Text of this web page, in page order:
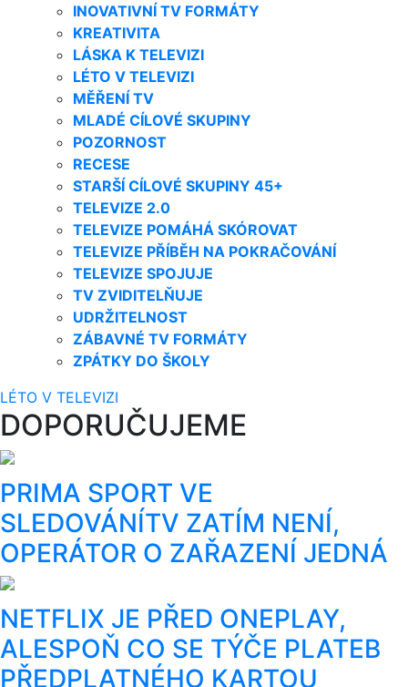
INOVATIVNÍ TV FORMÁTY
KREATIVITA
LÁSKA K TELEVIZI
LÉTO V TELEVIZI
MĚŘENÍ TV
MLADÉ CÍLOVÉ SKUPINY
POZORNOST
RECESE
STARŠÍ CÍLOVÉ SKUPINY 45+
TELEVIZE 2.0
TELEVIZE POMÁHÁ SKÓROVAT
TELEVIZE PŘÍBĚH NA POKRAČOVÁNÍ
TELEVIZE SPOJUJE
TV ZVIDITELŇUJE
UDRŽITELNOST
ZÁBAVNÉ TV FORMÁTY
ZPÁTKY DO ŠKOLY
LÉTO V TELEVIZI
DOPORUČUJEME
PRIMA SPORT VE
SLEDOVÁNÍTV ZATÍM NENÍ,
OPERÁTOR O ZAŘAZENÍ JEDNÁ
NETFLIX JE PŘED ONEPLAY,
ALESPOŇ CO SE TÝČE PLATEB
PŘEDPLATNÉHO KARTOU